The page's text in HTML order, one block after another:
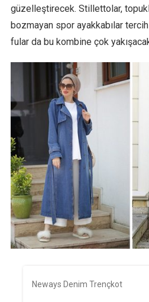
güzelleştirecek. Stillettolar,
bozmayan spor ayakkabılar
fular da bu kombine çok
Neways Denim Trençkot